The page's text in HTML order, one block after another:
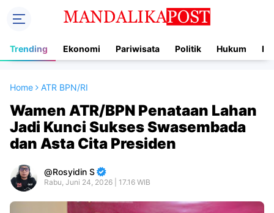
Trending Ekonomi Pariwisata Politik Hukum
Home ATR BPN/RI
Wamen ATR/BPN Penataan Lahan
Jadi Kunci Sukses Swasembada
dan Asta Cita Presiden
Rosyidin S
Rabu, Juni 24, 2026 | 17.16 WIB